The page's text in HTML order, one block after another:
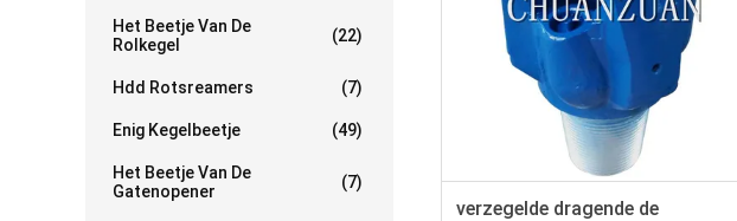
Het Beetje Van De
Rolkegel
(22)
Hdd Rotsreamers (7)
Enig Kegelbeetje (49)
Het Beetje Van De
Gatenopener
(7)
verzegelde dragende de